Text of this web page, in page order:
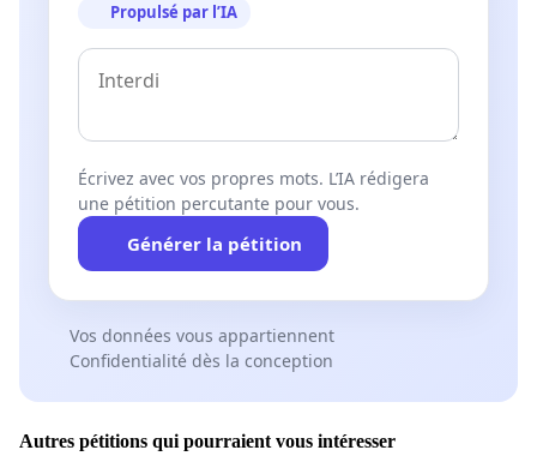
Propulsé par l’IA
Écrivez avec vos propres mots. L’IA rédigera
une pétition percutante pour vous.
Générer la pétition
Vos données vous appartiennent
Confidentialité dès la conception
Autres pétitions qui pourraient vous intéresser